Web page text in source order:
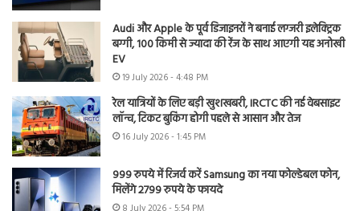
Audi और Apple के पूर्व डिजाइनरों ने बनाई लग्जरी इलेक्ट्रिक
बग्गी, 100 किमी से ज्यादा की रेंज के साथ आएगी यह अनोखी
EV
19 July 2026 - 4:48 PM
रेल यात्रियों के लिए बड़ी खुशखबरी, IRCTC की नई वेबसाइट
लॉन्च, टिकट बुकिंग होगी पहले से आसान और तेज
16 July 2026 - 1:45 PM
999 रुपये में रिजर्व करें Samsung का नया फोल्डेबल फोन,
मिलेंगे 2799 रुपये के फायदे